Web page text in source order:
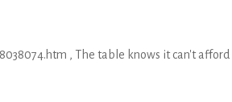
, The table knows it can't afford